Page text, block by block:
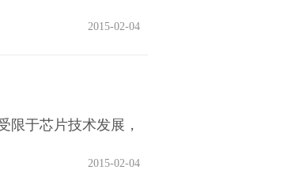
2015-02-04
于芯片技术发展，
2015-02-04